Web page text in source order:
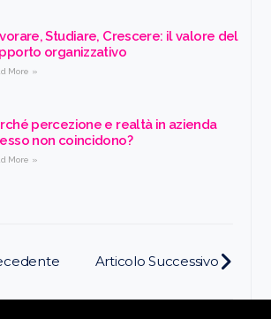
Studiare, Crescere: il valore del
organizzativo
More »
percezione e realtà in azienda
non coincidono?
More »
Articolo Successivo